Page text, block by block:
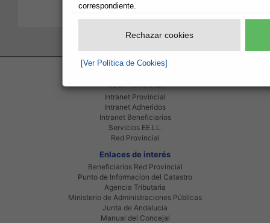
correspondiente.
Rechazar cookies
[Ver Política de Cookies]
Red Provincial
Intranet Provincial
Intranet Adheridos
Intranet Beneficiarios
Servicios EE.LL.
Red Provincial
Enlaces de interés
Beneficiarios Red Provincial
Punto de Informacion del Catastro
Agencia Tributaria
Ministerio de Administraciones Públicas
Junta de Andalucia
Manual del Concejal